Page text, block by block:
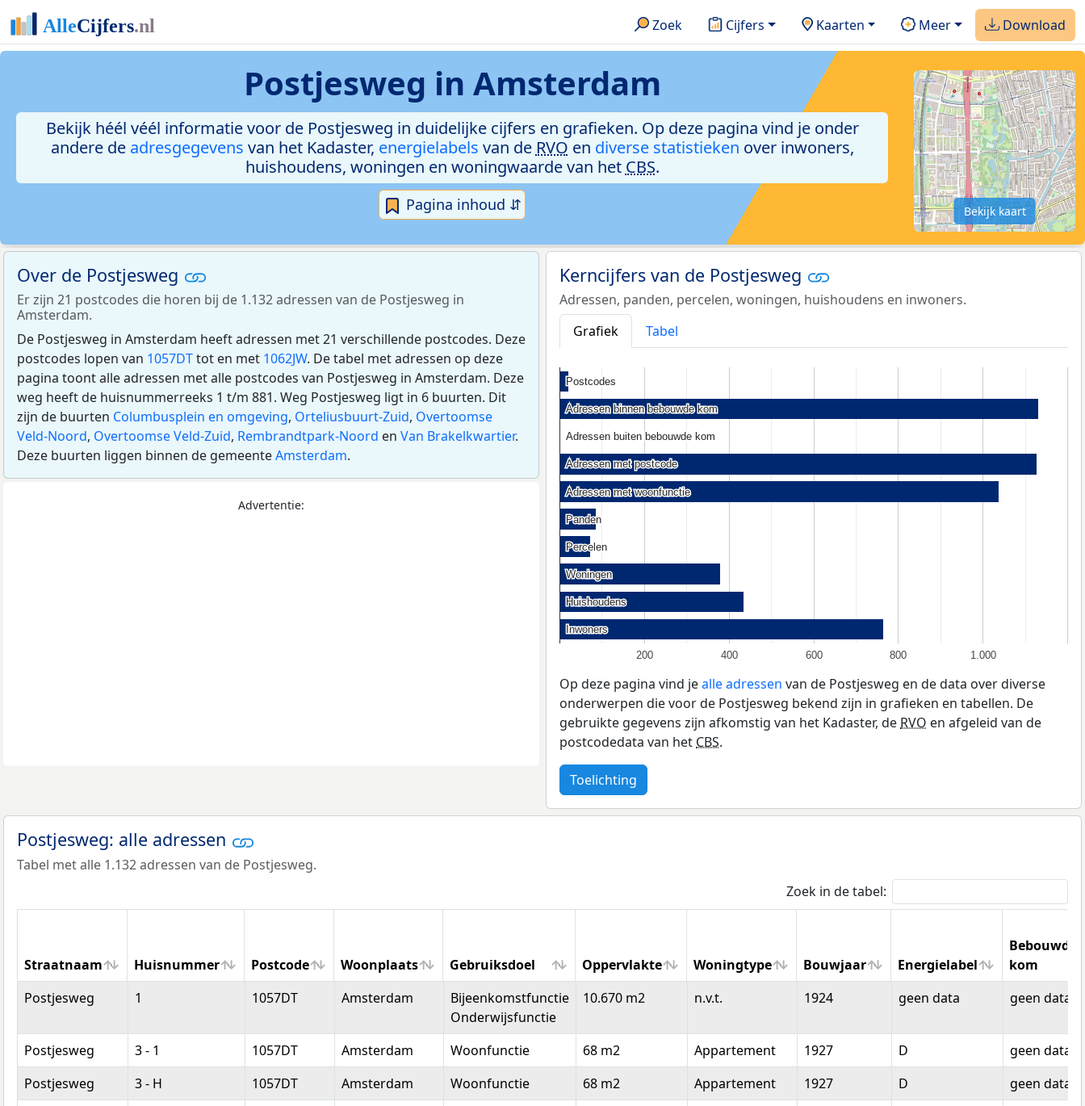
Zoek Cijfers Kaarten Meer Download
Postjesweg in Amsterdam
Bekijk héél véél informatie voor de Postjesweg in duidelijke cijfers en grafieken. Op deze pagina vind je onder
andere de adresgegevens van het Kadaster, energielabels van de RVO en diverse statistieken over inwoners,
huishoudens, woningen en woningwaarde van het CBS.
Pagina inhoud ⇵ Bekijk kaart
Over de Postjesweg
Er zijn 21 postcodes die horen bij de 1.132 adressen van de Postjesweg in
Amsterdam.
De Postjesweg in Amsterdam heeft adressen met 21 verschillende postcodes. Deze
postcodes lopen van 1057DTtot en met 1062JW. De tabel met adressen op deze
pagina toont alle adressen met alle postcodes van Postjesweg in Amsterdam. Deze
weg heeft de huisnummerreeks 1 t/m 881. Weg Postjesweg ligt in 6 buurten. Dit
zijn de buurten Columbusplein en omgeving, Orteliusbuurt-Zuid, Overtoomse
Veld-Noord, Overtoomse Veld-Zuid, Rembrandtpark-Noord en Van Brakelkwartier.
Deze buurten liggen binnen de gemeenteAmsterdam.
Advertentie:
Kerncijfers van de Postjesweg
Adressen, panden, percelen, woningen, huishoudens en inwoners.
Grafiek
Tabel
200 400 600 800 1.000
Postcodes
Postcodes
Adressen binnen bebouwde kom
Adressen binnen bebouwde kom
Adressen buiten bebouwde kom
Adressen buiten bebouwde kom
Adressen met postcode
Adressen met postcode
Adressen met woonfunctie
Adressen met woonfunctie
Panden
Panden
Percelen
Percelen
Woningen
Woningen
Huishoudens
Huishoudens
Inwoners
Inwoners
Op deze pagina vind jealle adressen van de Postjesweg en de data over diverse
onderwerpen die voor de Postjesweg bekend zijn in grafieken en tabellen. De
gebruikte gegevens zijn afkomstig van het Kadaster, de RVO en afgeleid van de
postcodedata van het CBS.
Toelichting
Postjesweg: alle adressen
Tabel met alle 1.132 adressen van de Postjesweg.
Zoek in de tabel:
Straatnaam Huisnummer Postcode Woonplaats Gebruiksdoel Oppervlakte Woningtype Bouwjaar Energielabel
Bebouwde
kom
Straatnaam
Huisnummer Postcode Woonplaats Gebruiksdoel Oppervlakte Woningtype Bouwjaar Energielabel
Bebouwde
kom
Postjesweg 1 1057DT Amsterdam
Bijeenkomstfunctie
Onderwijsfunctie
10.670 m2 n.v.t. 1924 geen data geen data
Postjesweg 3 - 1 1057DT Amsterdam Woonfunctie 68 m2 Appartement 1927 D
geen data
Postjesweg
3 - H 1057DT Amsterdam Woonfunctie 68 m2 Appartement 1927 D
geen data